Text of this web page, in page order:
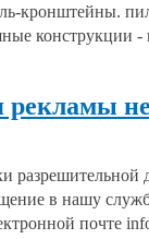
кронштейны.
конструкции -
рекламы
в нашу
почте